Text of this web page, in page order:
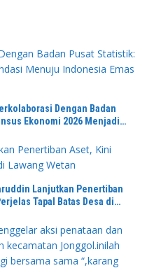
Dengan Badan
Ekonomi 2026 Menjadi
Lanjutkan Penertiban
Tapal Batas Desa di